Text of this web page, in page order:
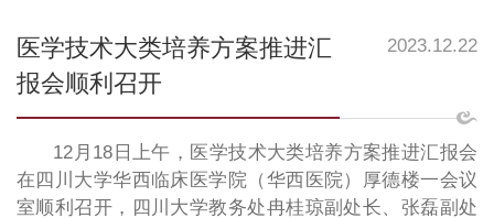
医学技术大类培养方案推进汇
报会顺利召开
2023.12.22
12月18日上午，医学技术大类培养方案推进汇报会
在四川大学华西临床医学院（华西医院）厚德楼一会议
室顺利召开，四川大学教务处冉桂琼副处长、张磊副处